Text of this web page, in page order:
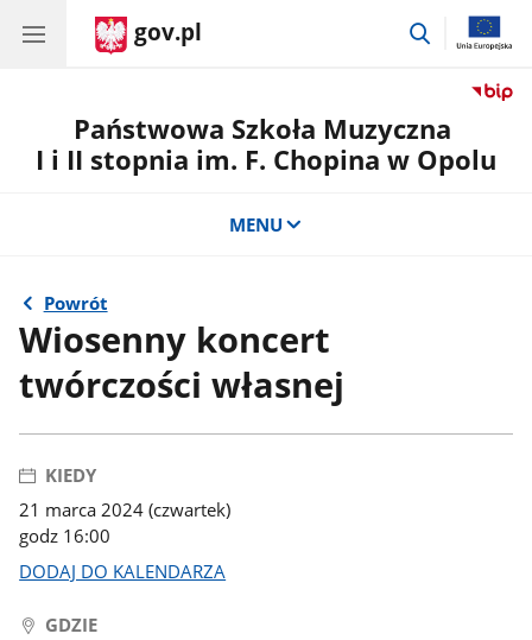
gov.pl
przejdź
Państwowa Szkoła Muzyczna
I i II stopnia im. F. Chopina w Opolu
MENU
Powrót
Wiosenny koncert
twórczości własnej
KIEDY
21 marca 2024 (czwartek)
godz 16:00
DODAJ DO KALENDARZA
GDZIE